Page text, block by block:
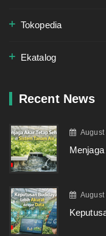
Tokopedia
Ekatalog
Recent News
August
August